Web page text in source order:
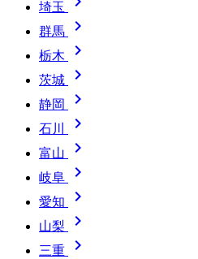
埼玉
群馬 
栃木 
茨城 
静岡 
石川 
富山 
岐阜 
愛知 
山梨 
三重 